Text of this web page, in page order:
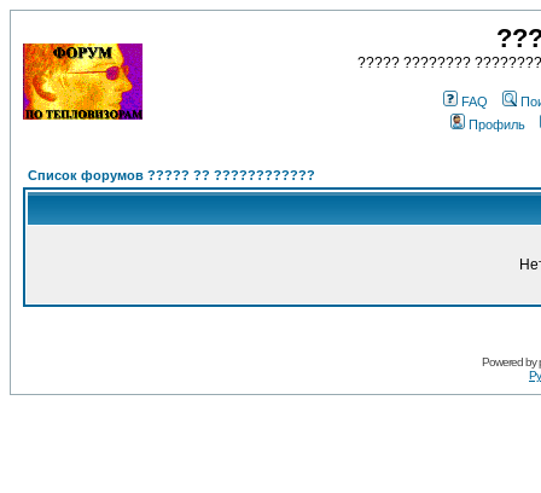
????? ????????
FAQ
Профиль
Список форумов ????? ?? ????????????
Powered by